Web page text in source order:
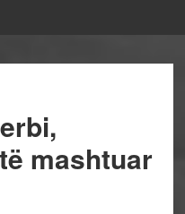
mashtuar